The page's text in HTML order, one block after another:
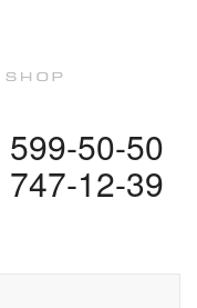
599-50-50
747-12-39